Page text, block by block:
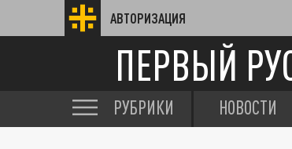
АВТОРИЗАЦИЯ
ПЕРВЫЙ
РУБРИКИ НОВОСТИ